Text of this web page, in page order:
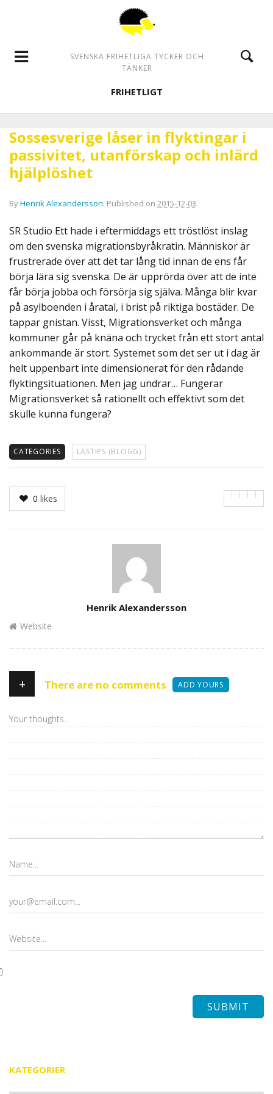
SVENSKA FRIHETLIGA TYCKER OCH
TÄNKER
FRIHETLIGT
Sossesverige låser in flyktingar i
passivitet, utanförskap och inlärd
hjälplöshet
ByHenrik Alexandersson. Published on 2015-12-03.
SR Studio Ett hade i eftermiddags ett tröstlöst inslag
om den svenska migrationsbyråkratin. Människor är
frustrerade över att det tar lång tid innan de ens får
börja lära sig svenska. De är upprörda över att de inte
får börja jobba och försörja sig själva. Många blir kvar
på asylboenden i åratal, i brist på riktiga bostäder. De
tappar gnistan. Visst, Migrationsverket och många
kommuner går på knäna och trycket från ett stort antal
ankommande är stort. Systemet som det ser ut i dag är
helt uppenbart inte dimensionerat för den rådande
flyktingsituationen. Men jag undrar… Fungerar
Migrationsverket så rationellt och effektivt som det
skulle kunna fungera?
CATEGORIES LÄSTIPS (BLOGG)
0 likes
Henrik Alexandersson
Website
+ There are no comments ADD YOURS
KATEGORIER